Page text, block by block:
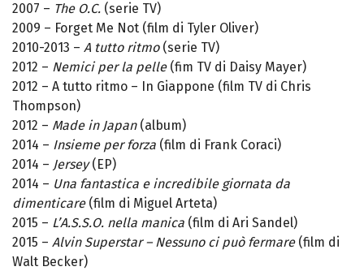
2007 – The O.C. (serie TV)
2009 – Forget Me Not (film di Tyler Oliver)
2010-2013 – A tutto ritmo(serie TV)
2012 – Nemici per la pelle(fim TV di Daisy Mayer)
2012 – A tutto ritmo – In Giappone (film TV di Chris
Thompson)
2012 – Made in Japan(album)
2014 – Insieme per forza (film di Frank Coraci)
2014 – Jersey(EP)
2014 – Una fantastica e incredibile giornata da
dimenticare(film di Miguel Arteta)
2015 – L’A.S.S.O. nella manica (film di Ari Sandel)
2015 – Alvin Superstar – Nessuno ci può fermare(film di
Walt Becker)